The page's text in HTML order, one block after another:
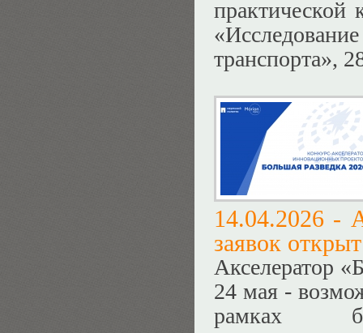
транспорта»,
14.04.2026 -
заявок
Акселератор
24 мая -
рамках